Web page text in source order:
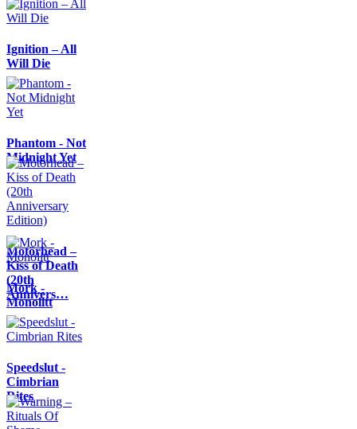
Ignition – All
Will Die
Phantom - Not
Midnight Yet
Motörhead –
Kiss of Death
(20th
Annivers…
Mork -
Monolitt
Speedslut -
Cimbrian
Rites